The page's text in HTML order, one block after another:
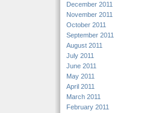
December 2011
November 2011
October 2011
September 2011
August 2011
July 2011
June 2011
May 2011
April 2011
March 2011
February 2011